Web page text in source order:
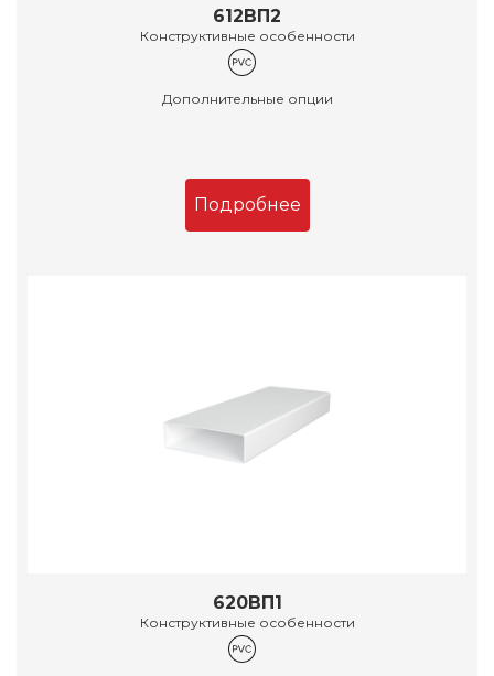
612ВП2
Конструктивные особенности
Дополнительные опции
Подробнее
620ВП1
Конструктивные особенности